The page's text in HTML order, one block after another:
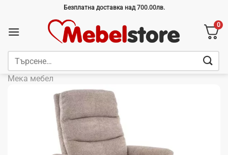
content
Безплатна доставка над 700.00лв.
0
Търсене
Мека мебел